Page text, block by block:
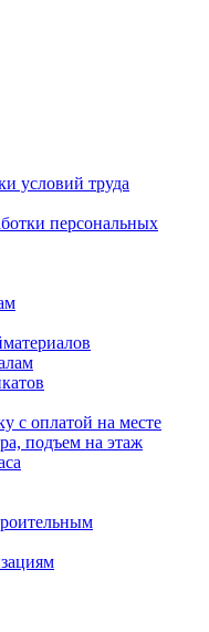
условий труда
персональных
с оплатой на месте
подъем на этаж